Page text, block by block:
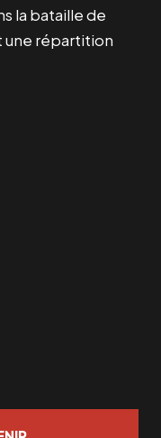
la bataille de
une répartition